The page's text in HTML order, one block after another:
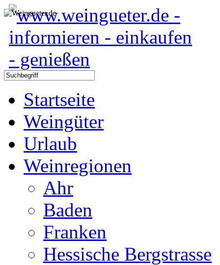
Startseite
Weingüter
Urlaub
Weinregionen
Ahr
Baden
Franken
Hessische Bergstrasse